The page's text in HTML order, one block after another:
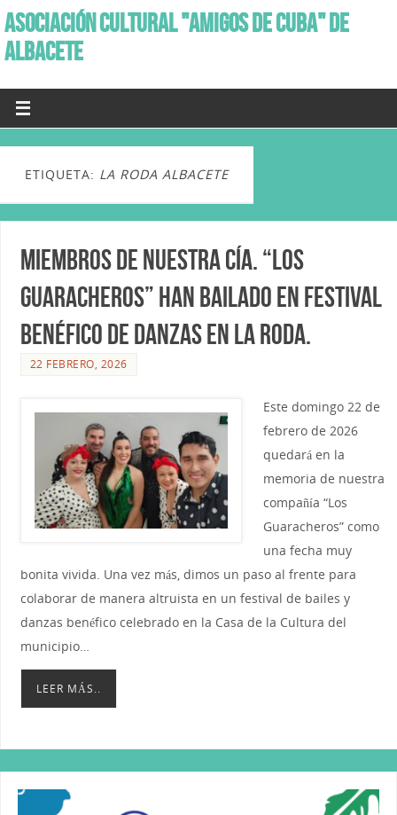
ASOCIACIÓN CULTURAL "AMIGOS DE CUBA" DE
ALBACETE
ETIQUETA: LA RODA ALBACETE
Miembros de nuestra Cía. “Los
Guaracheros” han bailado en Festival
benéfico de danzas en La Roda.
22 FEBRERO, 2026
Este domingo 22 de
febrero de 2026
quedará en la
memoria de nuestra
compañía “Los
Guaracheros” como
una fecha muy
bonita vivida. Una vez más, dimos un paso al frente para
colaborar de manera altruista en un festival de bailes y
danzas benéfico celebrado en la Casa de la Cultura del
municipio…
LEER MÁS..